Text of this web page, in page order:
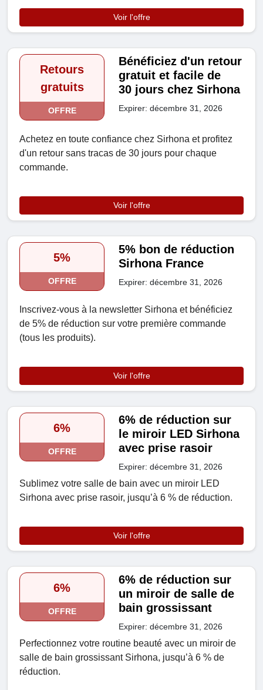
Voir l'offre
Retours
gratuits
OFFRE
Bénéficiez d'un retour
gratuit et facile de
30 jours chez Sirhona
Expirer: décembre 31, 2026
Achetez en toute confiance chez Sirhona et profitez
d'un retour sans tracas de 30 jours pour chaque
commande.
Voir l'offre
5%
OFFRE
5% bon de réduction
Sirhona France
Expirer: décembre 31, 2026
Inscrivez-vous à la newsletter Sirhona et bénéficiez
de 5% de réduction sur votre première commande
(tous les produits).
Voir l'offre
6%
OFFRE
6% de réduction sur
le miroir LED Sirhona
avec prise rasoir
Expirer: décembre 31, 2026
Sublimez votre salle de bain avec un miroir LED
Sirhona avec prise rasoir, jusqu’à 6 % de réduction.
Voir l'offre
6%
OFFRE
6% de réduction sur
un miroir de salle de
bain grossissant
Expirer: décembre 31, 2026
Perfectionnez votre routine beauté avec un miroir de
salle de bain grossissant Sirhona, jusqu’à 6 % de
réduction.